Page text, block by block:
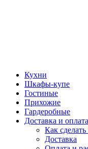
Кухни
Шкафы-купе
Гостиные
Прихожие
Гардеробные
Доставка и оплата
Как сделать
Доставка